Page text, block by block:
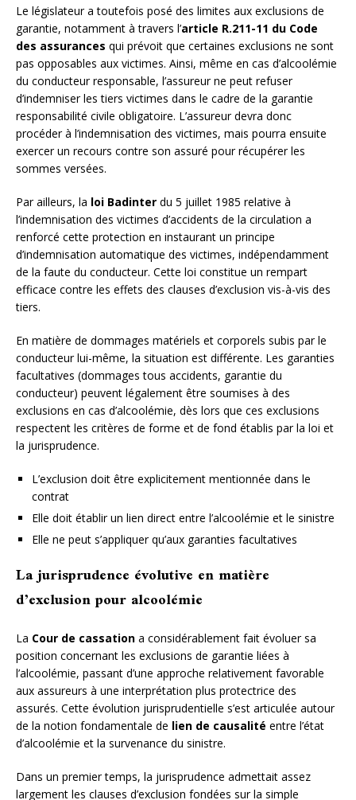
Le législateur a toutefois posé des limites aux exclusions de
garantie, notamment à travers l’article R.211-11 du Code
des assurances qui prévoit que certaines exclusions ne sont
pas opposables aux victimes. Ainsi, même en cas d’alcoolémie
du conducteur responsable, l’assureur ne peut refuser
d’indemniser les tiers victimes dans le cadre de la garantie
responsabilité civile obligatoire. L’assureur devra donc
procéder à l’indemnisation des victimes, mais pourra ensuite
exercer un recours contre son assuré pour récupérer les
sommes versées.
Par ailleurs, la loi Badinter du 5 juillet 1985 relative à
l’indemnisation des victimes d’accidents de la circulation a
renforcé cette protection en instaurant un principe
d’indemnisation automatique des victimes, indépendamment
de la faute du conducteur. Cette loi constitue un rempart
efficace contre les effets des clauses d’exclusion vis-à-vis des
tiers.
En matière de dommages matériels et corporels subis par le
conducteur lui-même, la situation est différente. Les garanties
facultatives (dommages tous accidents, garantie du
conducteur) peuvent légalement être soumises à des
exclusions en cas d’alcoolémie, dès lors que ces exclusions
respectent les critères de forme et de fond établis par la loi et
la jurisprudence.
L’exclusion doit être explicitement mentionnée dans le
contrat
Elle doit établir un lien direct entre l’alcoolémie et le sinistre
Elle ne peut s’appliquer qu’aux garanties facultatives
La jurisprudence évolutive en matière
d’exclusion pour alcoolémie
La Cour de cassation a considérablement fait évoluer sa
position concernant les exclusions de garantie liées à
l’alcoolémie, passant d’une approche relativement favorable
aux assureurs à une interprétation plus protectrice des
assurés. Cette évolution jurisprudentielle s’est articulée autour
de la notion fondamentale de lien de causalité entre l’état
d’alcoolémie et la survenance du sinistre.
Dans un premier temps, la jurisprudence admettait assez
largement les clauses d’exclusion fondées sur la simple